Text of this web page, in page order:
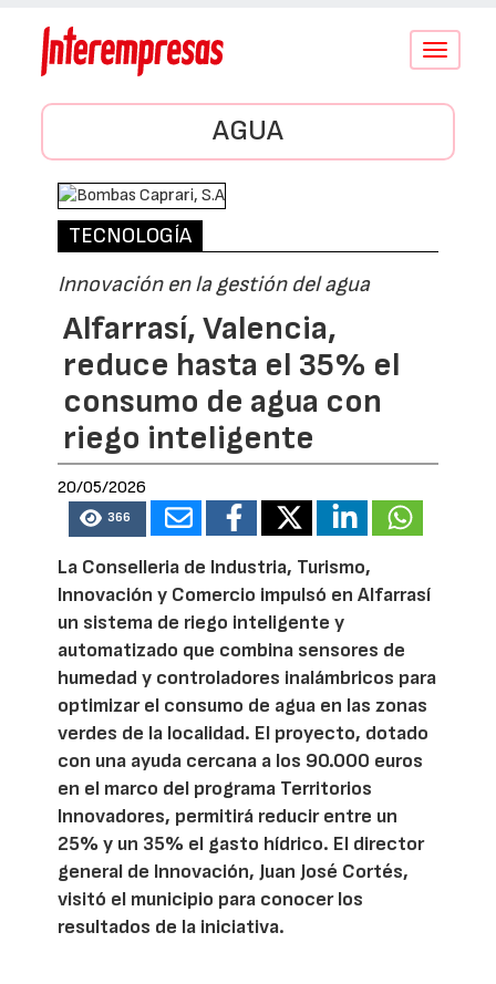
Conmutar
AGUA
TECNOLOGÍA
Innovación en la gestión del agua
Alfarrasí, Valencia,
reduce hasta el 35% el
consumo de agua con
riego inteligente
20/05/2026
366
La Conselleria de Industria, Turismo,
Innovación y Comercio impulsó en Alfarrasí
un sistema de riego inteligente y
automatizado que combina sensores de
humedad y controladores inalámbricos para
optimizar el consumo de agua en las zonas
verdes de la localidad. El proyecto, dotado
con una ayuda cercana a los 90.000 euros
en el marco del programa Territorios
Innovadores, permitirá reducir entre un
25% y un 35% el gasto hídrico. El director
general de Innovación, Juan José Cortés,
visitó el municipio para conocer los
resultados de la iniciativa.